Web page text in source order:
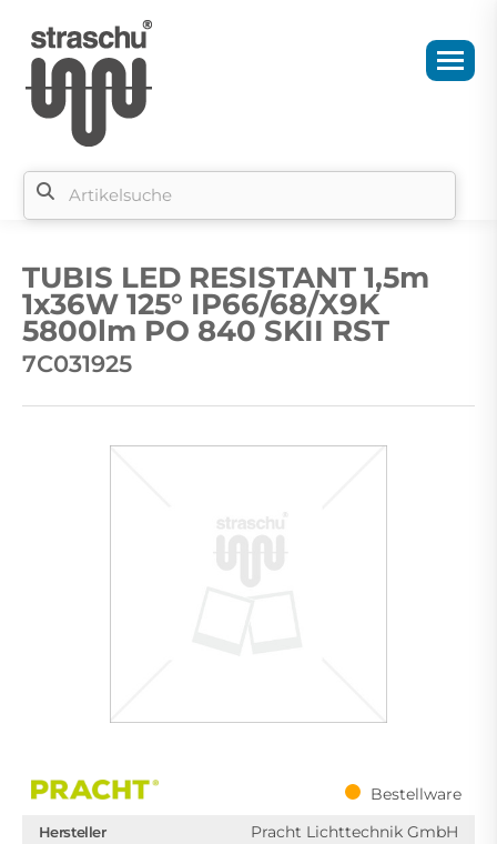
TUBIS LED RESISTANT 1,5m
1x36W 125° IP66/68/X9K
5800lm PO 840 SKII RST
7C031925
Bestellware
Hersteller Pracht Lichttechnik GmbH